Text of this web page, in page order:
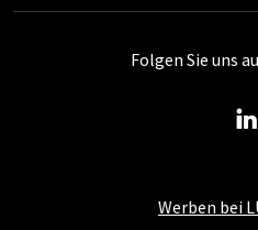
Werben bei
Folgen Sie uns